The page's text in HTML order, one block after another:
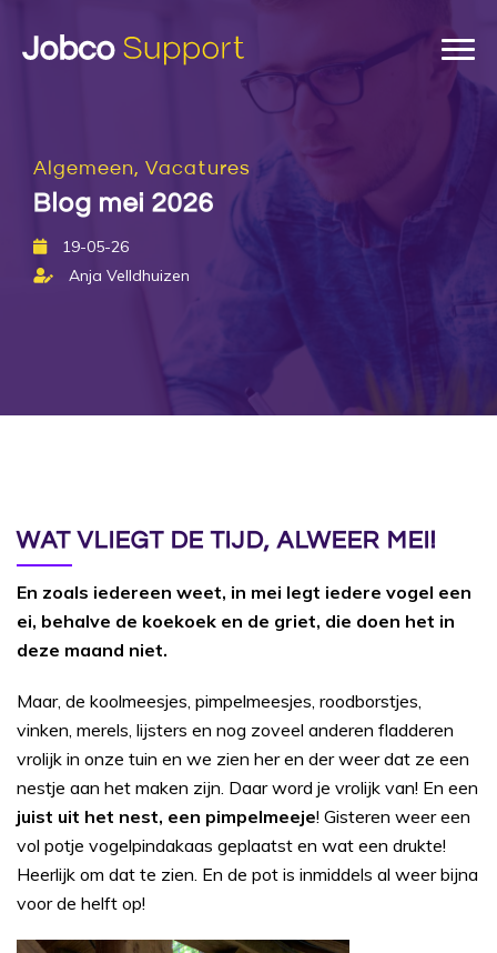
Algemeen, Vacatures
Blog mei 2026
19-05-26
Anja Velldhuizen
WAT VLIEGT DE TIJD, ALWEER MEI!
En zoals iedereen weet, in mei legt iedere vogel een
ei, behalve de koekoek en de griet, die doen het in
deze maand niet.
Maar, de koolmeesjes, pimpelmeesjes, roodborstjes,
vinken, merels, lijsters en nog zoveel anderen fladderen
vrolijk in onze tuin en we zien her en der weer dat ze een
nestje aan het maken zijn. Daar word je vrolijk van! En een
juist uit het nest, een pimpelmeeje! Gisteren weer een
vol potje vogelpindakaas geplaatst en wat een drukte!
Heerlijk om dat te zien. En de pot is inmiddels al weer bijna
voor de helft op!